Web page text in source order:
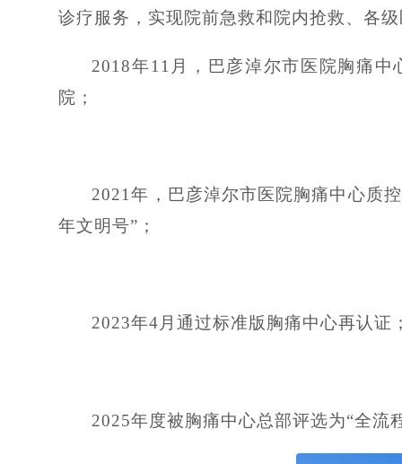
诊疗服务，实现院前急救和院内抢救、各
2018年11月，巴彦淖尔市医院胸痛
院；
2021年，巴彦淖尔市医院胸痛中心质
年文明号”；
2023年4月通过标准版胸痛中心再认证
2025年度被胸痛中心总部评选为“全流